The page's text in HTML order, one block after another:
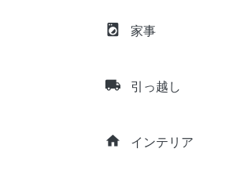
local_laundry_service 家事
local_shipping 引っ越し
home インテリア